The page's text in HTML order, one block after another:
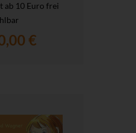
ab 10 Euro frei
€